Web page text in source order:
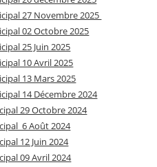
27 Novembre 2025
02 Octobre 2025
25 Juin 2025
10 Avril 2025
13 Mars 2025
14 Décembre 2024
29 Octobre 2024
6 Août 2024
12 Juin 2024
09 Avril 2024